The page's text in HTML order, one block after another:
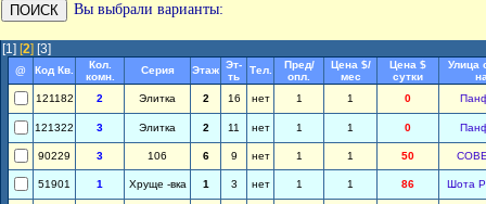
Вы выбрали варианты:
[1] [2] [3]
@ Код Кв.
Кол.
комн.
Серия Этаж Эт-
ть
Тел.
Пред/
опл.
Цена $/
мес
Цена $
сутки
Улица
121182
2 Элитка 2 16 нет 1 1 0
121322 3 Элитка 2 11 нет 1 1 0
90229 3 106 6 9 нет 1 1 50
51901 1 Хруще -вка 1 3 нет 1 1 86 Шота